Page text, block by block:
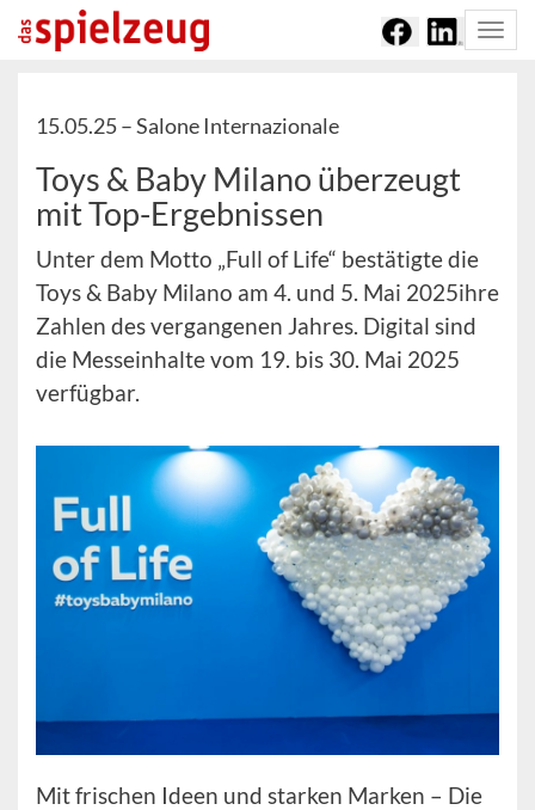
15.05.25 –Salone Internazionale
Toys & Baby Milano überzeugt
mit Top-Ergebnissen
Unter dem Motto „Full of Life“ bestätigte die
Toys & Baby Milano am 4. und 5. Mai 2025ihre
Zahlen des vergangenen Jahres. Digital sind
die Messeinhalte vom 19. bis 30. Mai 2025
verfügbar.
Mit frischen Ideen und starken Marken – Die